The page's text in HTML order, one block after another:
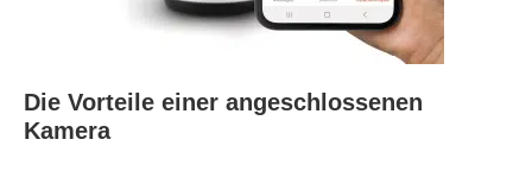
Die Vorteile einer angeschlossenen
Kamera